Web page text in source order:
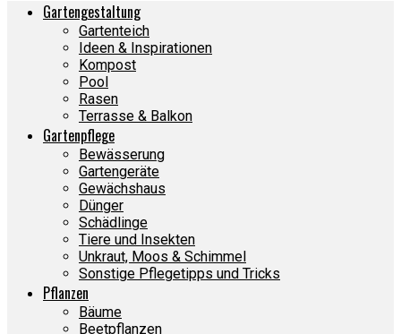
Gartengestaltung
Gartenteich
Ideen & Inspirationen
Kompost
Pool
Rasen
Terrasse & Balkon
Gartenpflege
Bewässerung
Gartengeräte
Gewächshaus
Dünger
Schädlinge
Tiere und Insekten
Unkraut, Moos & Schimmel
Sonstige Pflegetipps und Tricks
Pflanzen
Bäume
Beetpflanzen